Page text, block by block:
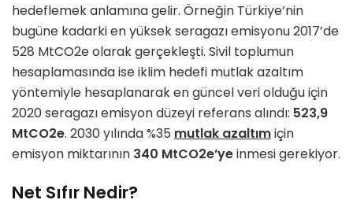
hedeflemek anlamına gelir. Örneğin Türkiye’nin
bugüne kadarki en yüksek seragazı emisyonu 2017’de
528 MtCO2e olarak gerçekleşti. Sivil toplumun
hesaplamasında ise iklim hedefi mutlak azaltım
yöntemiyle hesaplanarak en güncel veri olduğu için
2020 seragazı emisyon düzeyi referans alındı: 523,9
MtCO2e. 2030 yılında %35 mutlak azaltımiçin
emisyon miktarının 340 MtCO2e’yeinmesi gerekiyor.
Net Sıfır Nedir?